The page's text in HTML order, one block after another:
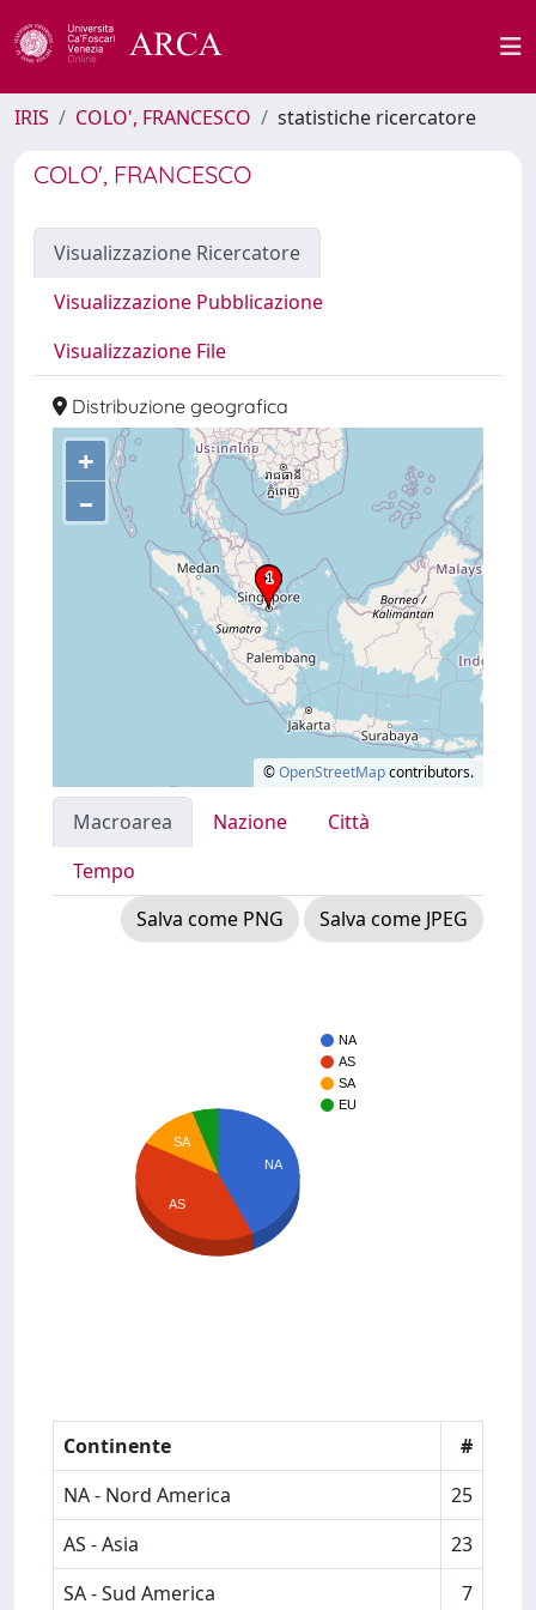
IRIS COLO', FRANCESCO statistiche ricercatore
COLO', FRANCESCO
Visualizzazione Ricercatore
Visualizzazione Pubblicazione
Visualizzazione File
Distribuzione geografica
+
–
©OpenStreetMapcontributors.
Macroarea Nazione
Città
Tempo
Salva come PNG
Salva come JPEG
NA
AS
SA
EU
NA
SA
AS
Continente
#
NA - Nord America
25
AS - Asia
23
SA - Sud America
7